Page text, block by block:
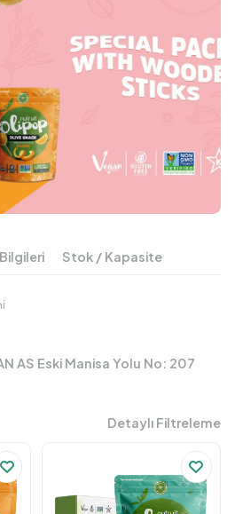
Stok / Kapasite
AS Eski Manisa Yolu No: 207
Detaylı Filtreleme